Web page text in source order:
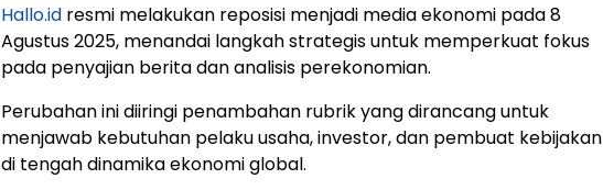
Hallo.id resmi melakukan reposisi menjadi media ekonomi pada 8
Agustus 2025, menandai langkah strategis untuk memperkuat fokus
pada penyajian berita dan analisis perekonomian.
Perubahan ini diiringi penambahan rubrik yang dirancang untuk
menjawab kebutuhan pelaku usaha, investor, dan pembuat kebijakan
di tengah dinamika ekonomi global.